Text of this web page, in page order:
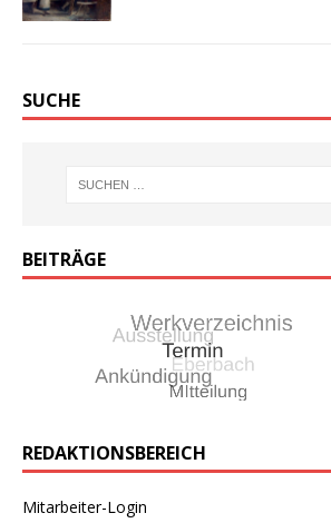
SUCHE
BEITRÄGE
REDAKTIONSBEREICH
Mitarbeiter-Login